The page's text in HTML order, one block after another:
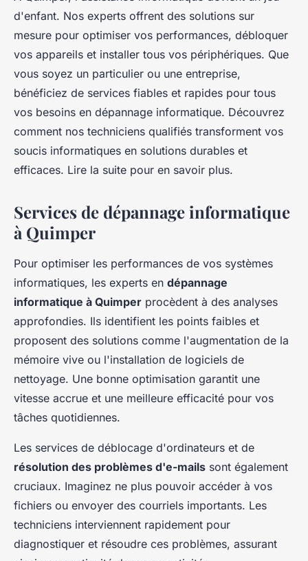
d'enfant. Nos experts offrent des solutions sur
mesure pour optimiser vos performances, débloquer
vos appareils et installer tous vos périphériques. Que
vous soyez un particulier ou une entreprise,
bénéficiez de services fiables et rapides pour tous
vos besoins en dépannage informatique. Découvrez
comment nos techniciens qualifiés transforment vos
soucis informatiques en solutions durables et
efficaces. Lire la suite pour en savoir plus.
Services de dépannage informatique
à Quimper
Pour optimiser les performances de vos systèmes
informatiques, les experts en dépannage
informatique à Quimper procèdent à des analyses
approfondies. Ils identifient les points faibles et
proposent des solutions comme l'augmentation de la
mémoire vive ou l'installation de logiciels de
nettoyage. Une bonne optimisation garantit une
vitesse accrue et une meilleure efficacité pour vos
tâches quotidiennes.
Les services de déblocage d'ordinateurs et de
résolution des problèmes d'e-mails sont également
cruciaux. Imaginez ne plus pouvoir accéder à vos
fichiers ou envoyer des courriels importants. Les
techniciens interviennent rapidement pour
diagnostiquer et résoudre ces problèmes, assurant